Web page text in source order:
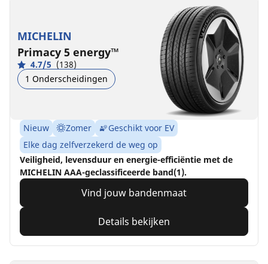
MICHELIN
Primacy 5 energy™
4.7/5 (138)
1 Onderscheidingen
Nieuw Zomer
Geschikt voor EV
Elke dag zelfverzekerd de weg op
Veiligheid, levensduur en energie-efficiëntie met de
MICHELIN AAA-geclassificeerde band(1).
Vind jouw bandenmaat
Details bekijken